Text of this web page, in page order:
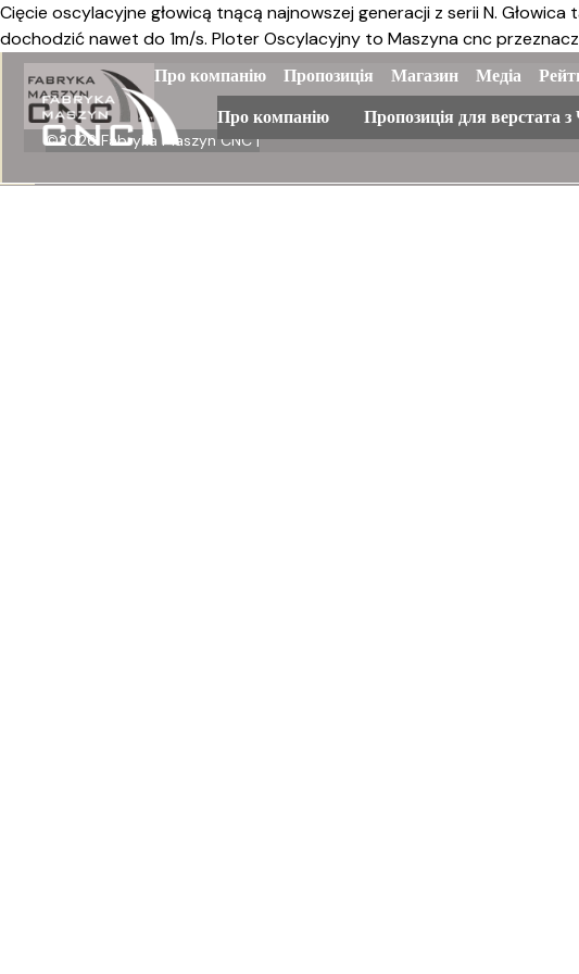
Про компанію Пропозиція для верстата
Cięcie oscylacyjne głowicą tnącą najnowszej generacji z serii N.
dochodzić nawet do 1m/s. Ploter Oscylacyjny to Maszyna cnc
Про компанію
Пропозиція Магазин Медіа
©2026 Fabryka Maszyn CNC |